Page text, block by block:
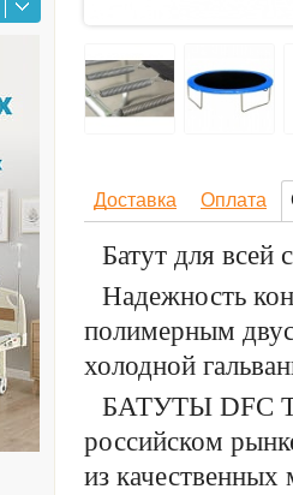
Доставка Оплата
Батут для всей
Надежность
полимерным
холодной
БАТУТЫ DFC
российском
из